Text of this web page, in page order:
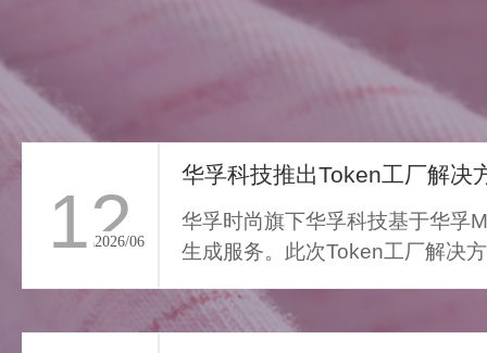
>
12
2026/06
华孚科技推出Token工厂解决
华孚时尚旗下华孚科技基于华孚
生成服务。此次Token工厂解决